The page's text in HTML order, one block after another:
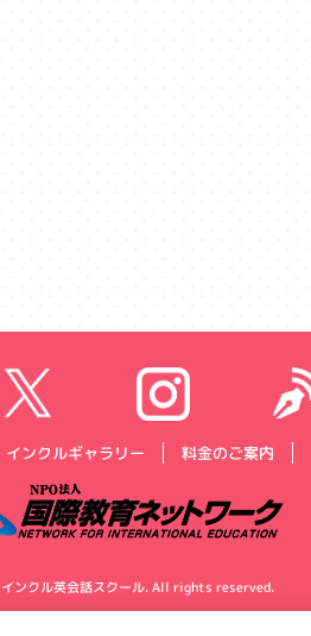
インクルギャラリー 料金のご案内
ンクル英会話スクール. All rights reserved.